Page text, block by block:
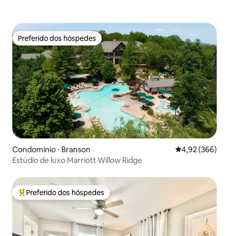
Preferido dos hóspedes
Preferido dos hóspedes
Condomínio ⋅ Branson 4,92 de uma
4,92 (366)
Estúdio de luxo Marriott Willow Ridge
Entre os melhores preferidos dos hóspedes
Preferido dos hóspedes